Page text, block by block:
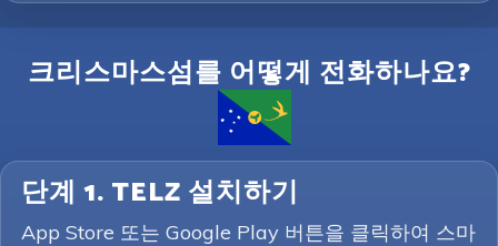
크리스마스섬를 어떻게 전화하나요?
단계 1. TELZ 설치하기
App Store 또는 Google Play 버튼을 클릭하여 스마